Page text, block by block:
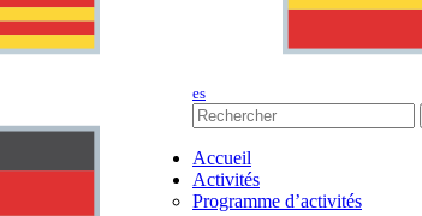
es
Accueil
Activités
Programme d’activités